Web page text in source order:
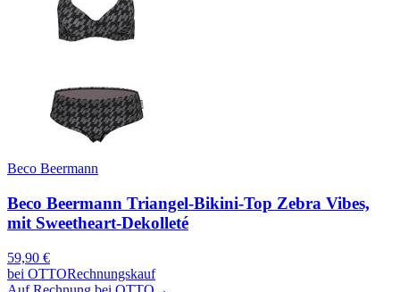
Beco Beermann
Beco Beermann Triangel-Bikini-Top Zebra Vibes,
mit Sweetheart-Dekolleté
59,90 €
bei OTTORechnungskauf